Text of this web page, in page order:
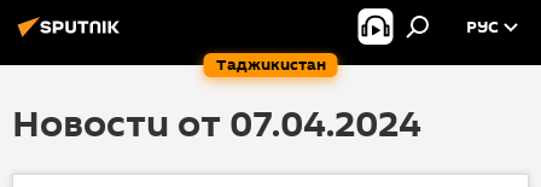
Таджикистан
РУС
Новости от 07.04.2024